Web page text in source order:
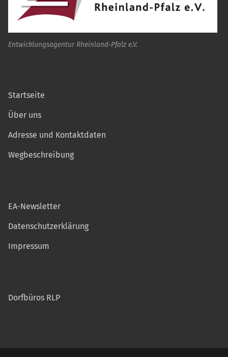
Entwicklungsagentur Rheinland-Pfalz e.V.
Startseite
Über uns
Adresse und Kontaktdaten
Wegbeschreibung
EA-Newsletter
Datenschutzerklärung
Impressum
Dorfbüros RLP